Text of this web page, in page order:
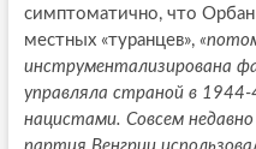
симптоматично, что
местных «туранцев»,
инструментализирована
управляла страной в 1944-
нацистами. Совсем